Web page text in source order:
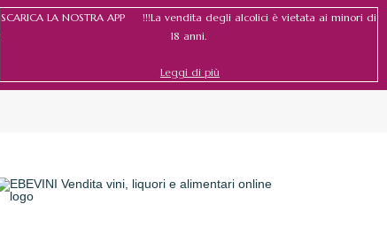
SCARICA LA NOSTRA APP !!!La vendita degli alcolici è vietata ai minori di
18 anni.
Leggi di più